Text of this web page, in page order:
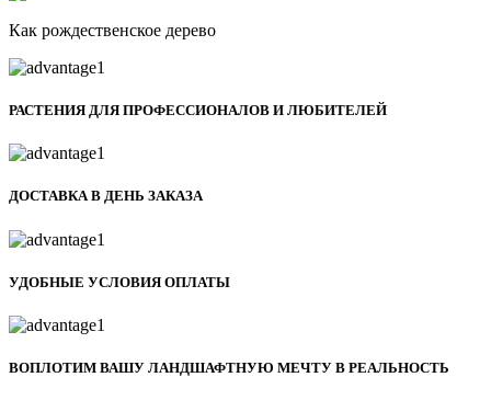
Как рождественское дерево
РАСТЕНИЯ ДЛЯ ПРОФЕССИОНАЛОВ И ЛЮБИТЕЛЕЙ
ДОСТАВКА В ДЕНЬ ЗАКАЗА
УДОБНЫЕ УСЛОВИЯ ОПЛАТЫ
ВОПЛОТИМ ВАШУ ЛАНДШАФТНУЮ МЕЧТУ В РЕАЛЬНОСТЬ